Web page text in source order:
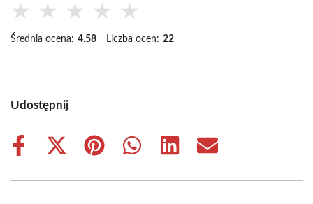
★ ★ ★ ★ ★
Średnia ocena: 4.58 Liczba ocen: 22
Udostępnij
Share
Share
(Twitter)
Share
Share
Share
Share